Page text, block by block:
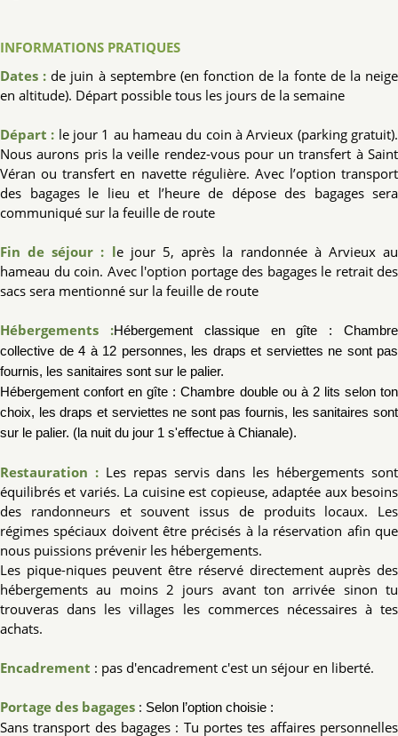
INFORMATIONS PRATIQUES
Dates :de juin à septembre (en fonction de la fonte de la neige
en altitude). Départ possible tous les jours de la semaine
Départ : le jour 1 au hameau du coin à Arvieux (parking gratuit).
Nous aurons pris la veille rendez-vous pour un transfert à Saint
Véran ou transfert en navette régulière. Avec l’option transport
des bagages le lieu et l’heure de dépose des bagages sera
communiqué sur la feuille de route
Fin de séjour : le jour 5, après la randonnée à Arvieux au
hameau du coin. Avec l'option portage des bagages le retrait des
sacs sera mentionné sur la feuille de route
Hébergements :Hébergement classique en gîte
: Chambre
collective de 4 à 12 personnes, les draps et serviettes ne sont pas
fournis, les sanitaires sont sur le palier.
Hébergement confort en gîte : Chambre double ou à 2 lits selon ton
choix, les draps etserviettes ne sont pas fournis, les sanitaires sont
sur le palier. (la nuit du jour 1 s'effectue à Chianale).
Restauration : Les repas servis dans les hébergements sont
équilibrés et variés. La cuisine est copieuse, adaptée aux besoins
des randonneurs et souvent issus de produits locaux. Les
régimes spéciaux doivent être précisés à la réservation afin que
nous puissions prévenir les hébergements.
Les pique-niques peuvent être réservé directement auprès des
hébergements au moins 2 jours avant ton arrivée sinon tu
trouveras dans les villages les commerces nécessaires à tes
achats.
Encadrement : pas d'encadrement c'est un séjour en liberté.
Portage des bagages : Selon l’option choisie :
Sans transport des bagages : Tu portes tes affaires personnelles